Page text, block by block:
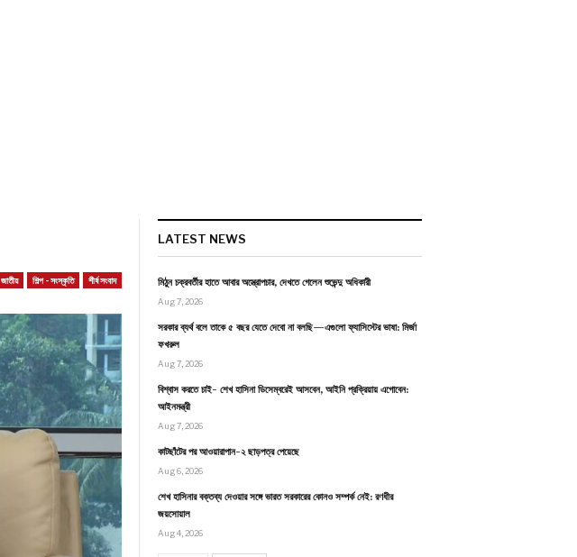
জাতীয় শিল্প - সংস্কৃতি শীর্ষ সংবাদ
LATEST NEWS
মিঠুন চক্রবর্তীর হাতে আবার অস্ত্রোপচার, দেখতে গেলেন শুভেন্দু অধিকারী
Aug 7, 2026
সরকার ব্যর্থ বলে তাকে ৫ বছর যেতে দেবো না বলছি—এগুলো ফ্যাসিস্টের ভাষা: মির্জা
ফখরুল
Aug 7, 2026
বিশ্বাস করতে চাই- শেখ হাসিনা ডিসেম্বরেই আসবেন, আইনি প্রক্রিয়ায় এগোবেন:
আইনমন্ত্রী
Aug 7, 2026
কাটছাঁটের পর আওয়ারাপান-২ ছাড়পত্র পেয়েছে
Aug 6, 2026
শেখ হাসিনার বক্তব্য দেওয়ার সঙ্গে ভারত সরকারের কোনও সম্পর্ক নেই: রণধীর
জয়সোয়াল
Aug 4, 2026